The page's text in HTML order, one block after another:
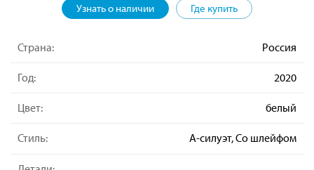
Узнать о наличии Где купить
Страна: Россия
Год: 2020
Цвет: белый
Стиль: А-силуэт, Со шлейфом